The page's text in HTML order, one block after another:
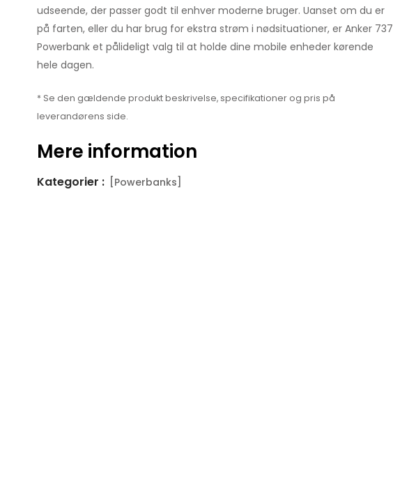
udseende, der passer godt til enhver moderne bruger. Uanset om du er
på farten, eller du har brug for ekstra strøm i nødsituationer, er Anker 737
Powerbank et pålideligt valg til at holde dine mobile enheder kørende
hele dagen.
* Se den gældende produkt beskrivelse, specifikationer og pris på
leverandørens side.
Mere information
Kategorier : [Powerbanks]